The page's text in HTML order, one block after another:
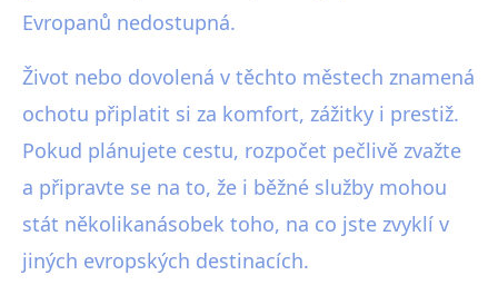
Evropanů nedostupná.
Život nebo dovolená v těchto městech znamená
ochotu připlatit si za komfort, zážitky i prestiž.
Pokud plánujete cestu, rozpočet pečlivě zvažte
a připravte se na to, že i běžné služby mohou
stát několikanásobek toho, na co jste zvyklí v
jiných evropských destinacích.